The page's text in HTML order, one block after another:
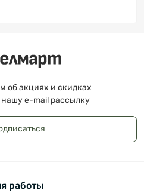
об акциях и скидках
e-mail рассылку
работы